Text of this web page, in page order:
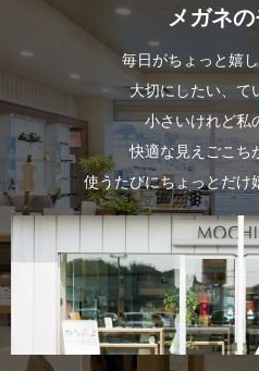
メガネ
毎日がちょっと嬉
大切にしたい、て
小さいけれど私
快適な見えごこち
使うたびにちょっとだけ